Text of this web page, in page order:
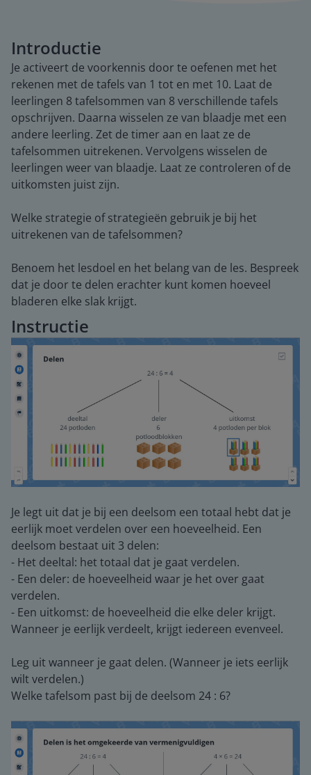
Introductie
Je activeert de voorkennis door te oefenen met het
rekenen met de tafels van 1 tot en met 10. Laat de
leerlingen 8 tafelsommen van 8 verschillende tafels
opschrijven. Daarna wisselen ze van blaadje met een
andere leerling. Zet de timer aan en laat ze de
tafelsommen uitrekenen. Vervolgens wisselen de
leerlingen weer van blaadje. Laat ze controleren of de
uitkomsten juist zijn.
Welke strategie of strategieën gebruik je bij het
uitrekenen van de tafelsommen?
Benoem het lesdoel en het belang van de les. Bespreek
dat je door te delen erachter kunt komen hoeveel
bladeren elke slak krijgt.
Instructie
Je legt uit dat je bij een deelsom een totaal hebt dat je
eerlijk moet verdelen over een hoeveelheid. Een
deelsom bestaat uit 3 delen:
- Het deeltal: het totaal dat je gaat verdelen.
- Een deler: de hoeveelheid waar je het over gaat
verdelen.
- Een uitkomst: de hoeveelheid die elke deler krijgt.
Wanneer je eerlijk verdeelt, krijgt iedereen evenveel.
Leg uit wanneer je gaat delen. (Wanneer je iets eerlijk
wilt verdelen.)
Welke tafelsom past bij de deelsom 24 : 6?